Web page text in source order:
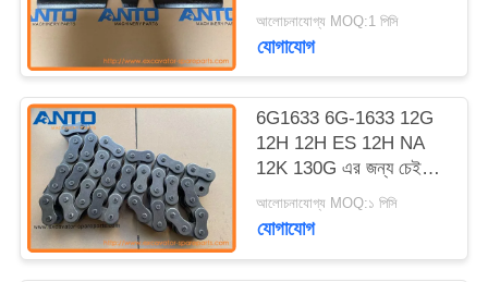
যন্ত্রাংশ KOMATSU
PC150 এর জন্য
আলোচনাযোগ্য MOQ:1 পিসি
যোগাযোগ
6G1633 6G-1633 12G
12H 12H ES 12H NA
12K 130G এর জন্য চেইন
এক্সক্যাভেটরের আন্ডারকার্সির
অংশ
আলোচনাযোগ্য MOQ:১ পিসি
যোগাযোগ